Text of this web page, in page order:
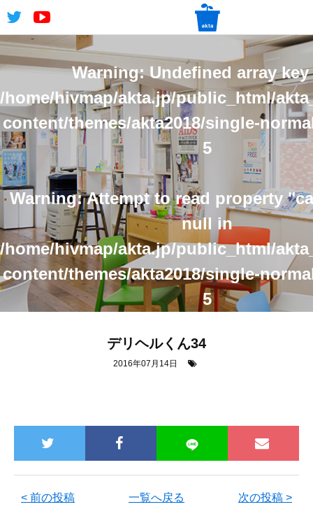
Warning: Undefined array key
/home/hivmap/akta.jp/public_html/
content/themes/akta2018/single-
5
Warning: Attempt to read property
null in
/home/hivmap/akta.jp/public_html/
content/themes/akta2018/single-
5
デリヘルくん34
2016年07月14日
< 前の投稿 次の投稿 >
一覧へ戻る